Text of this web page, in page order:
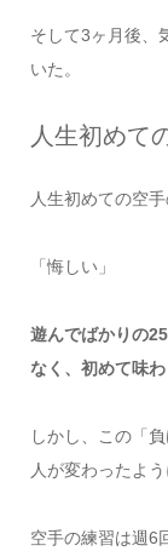
そして3ヶ月後、
いた。
人生初めて
人生初めての空
「悔しい」
遊んでばかりの
なく、初めて味
しかし、この「
人が変わったよ
空手の練習は週6